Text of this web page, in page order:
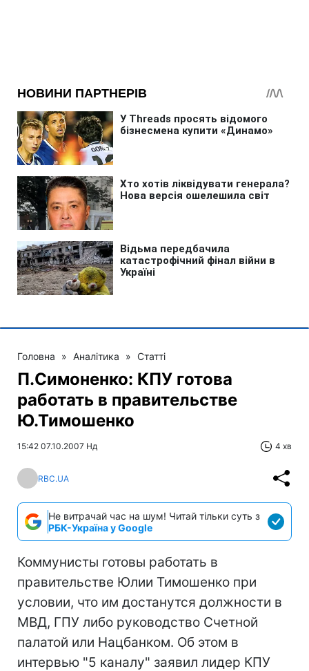
Головна » Аналітика » Статті
П.Симоненко: КПУ готова
работать в правительстве
Ю.Тимошенко
15:42 07.10.2007 Нд 4 хв
RBC.UA
Не витрачай час на шум! Читай тільки суть з
РБК-Україна у Google
Коммунисты готовы работать в
правительстве Юлии Тимошенко при
условии, что им достанутся должности в
МВД, ГПУ либо руководство Счетной
палатой или Нацбанком. Об этом в
интервью "5 каналу" заявил лидер КПУ